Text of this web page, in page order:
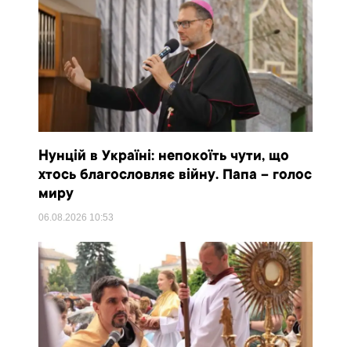
Нунцій в Україні: непокоїть чути, що
хтось благословляє війну. Папа – голос
миру
06.08.2026 10:53